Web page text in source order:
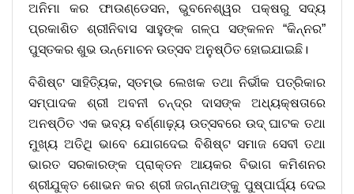
ଅନିମା କର ଫାଉଣ୍ଡେସନ, ଭୁବନେଶ୍ୱର ପକ୍ଷରୁ ସଦ୍ୟ
ପ୍ରକାଶିତ ଶ୍ରୀନିବାସ ସାହୁଙ୍କ ଗଳ୍ପ ସଙ୍କଳନ “କିନ୍ନର”
ପୁସ୍ତକର ଶୁଭ ଉନ୍ମୋଚନ ଉତ୍ସବ ଅନୁଷ୍ଠିତ ହୋଇଯାଇଛି।
ବିଶିଷ୍ଟ ସାହିତ୍ୟିକ, ସ୍ତମ୍ଭ ଲେଖକ ତଥା ନିର୍ଭୀକ ପତ୍ରିକାର
ସମ୍ପାଦକ ଶ୍ରୀ ଅବନୀ ଚନ୍ଦ୍ର ଦାସଙ୍କ ଅଧ୍ୟକ୍ଷତାରେ
ଅନଷ୍ଠିତ ଏକ ଭବ୍ୟ ବର୍ଣ୍ଣାଢ଼୍ୟ ଉତ୍ସବରେ ଉଦ୍ ଘାଟକ ତଥା
ମୁଖ୍ୟ ଅତିଥି ଭାବେ ଯୋଗଦେଇ ବିଶିଷ୍ଟ ସମାଜ ସେବୀ ତଥା
ଭାରତ ସରକାରଙ୍କ ପ୍ରାକ୍ତନ ଆୟକର ବିଭାଗ କମିଶନର
ଶ୍ରୀଯୁକ୍ତ ଶୋଭନ କର ଶ୍ରୀ ଜଗନ୍ନାଥଙ୍କୁ ପୁଷ୍ପାର୍ଘ୍ୟ ଦେଇ